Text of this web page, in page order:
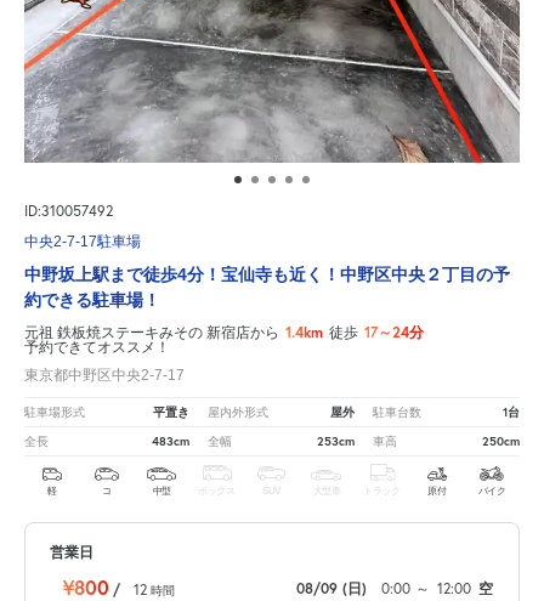
ID:310057492
中央2-7-17駐車場
中野坂上駅まで徒歩4分！宝仙寺も近く！中野区中央２丁目の予
約できる駐車場！
元祖 鉄板焼ステーキみその 新宿店から 1.4km 徒歩 17～24分
予約できてオススメ！
東京都中野区中央2-7-17
駐車場形式 平置き 屋内外形式 屋外 駐車台数 1台
全長 483cm 全幅 253cm 車高 250cm
軽 コ 中型 ボックス SUV 大型車 トラック 原付 バイク
営業日
¥800 / 12 時間 08/09 (日) 0:00 ～ 12:00 空